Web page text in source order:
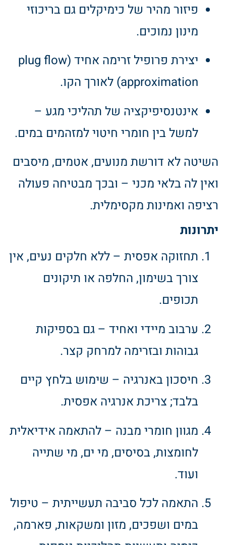
פיזור מהיר של כימיקלים גם בריכוזי
מינון נמוכים.
יצירת פרופיל זרימה אחיד (plug flow
approximation) לאורך הקו.
אינטנסיפיקציה של תהליכי מגע –
למשל בין חומרי חיטוי למזהמים במים.
השיטה לא דורשת מנועים, אטמים, מיסבים
ואין לה בלאי מכני – ובכך מבטיחה פעולה
רציפה ואמינות מקסימלית.
יתרונות
תחזוקה אפסית – ללא חלקים נעים, אין
צורך בשימון, החלפה או תיקונים
תכופים.
ערבוב מיידי ואחיד – גם בספיקות
גבוהות ובזרימה למרחק קצר.
חיסכון באנרגיה – שימוש בלחץ קיים
בלבד; צריכת אנרגיה אפסית.
מגוון חומרי מבנה – להתאמה אידיאלית
לחומצות, בסיסים, מי ים, מי שתייה
ועוד.
התאמה לכל סביבה תעשייתית – טיפול
במים ושפכים, מזון ומשקאות, פארמה,